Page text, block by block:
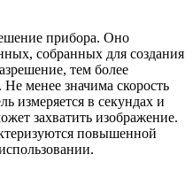
прибора. Оно
собранных для создания
тем более
менее значима скорость
измеряется в секундах и
захватить изображение.
повышенной